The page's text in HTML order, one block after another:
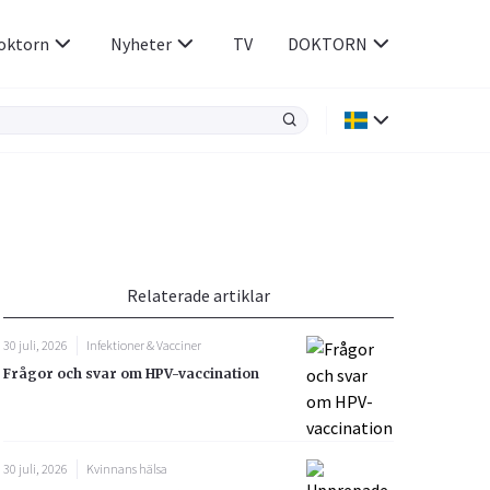
Rökavvänjning
Rörelseapparaten
Sex & Samliv
Sömn & Stress
Nyheter TV DOKTORN
Relaterade artiklar
30 juli, 2026
Infektioner & Vacciner
Frågor och svar om HPV-vaccination
30 juli, 2026
Kvinnans hälsa